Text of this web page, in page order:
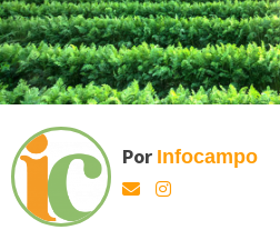
Por Infocampo